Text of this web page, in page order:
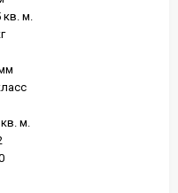
кв. м.
м.